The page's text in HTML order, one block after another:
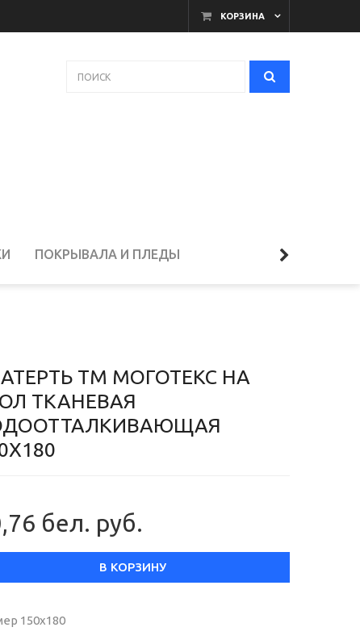
КОРЗИНА
ПОКРЫВАЛА И ПЛЕДЫ
ТМ МОГОТЕКС НА
ТКАНЕВАЯ
бел. руб.
В КОРЗИНУ
150х180